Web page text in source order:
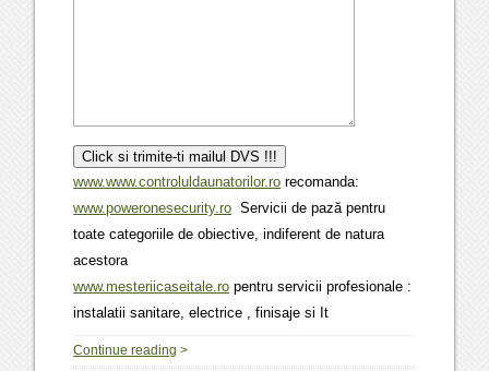
www.www.controluldaunatorilor.ro recomanda:
www.poweronesecurity.ro Servicii de pază pentru
toate categoriile de obiective, indiferent de natura
acestora
www.mesteriicaseitale.ro pentru servicii profesionale :
instalatii sanitare, electrice , finisaje si It
Continue reading >